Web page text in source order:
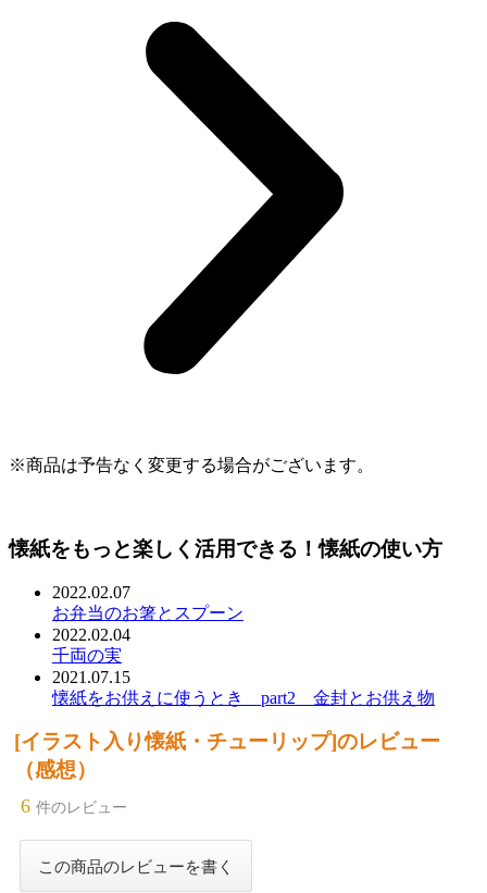
※商品は予告なく変更する場合がございます。
懐紙をもっと楽しく活用できる！懐紙の使い方
2022.02.07
お弁当のお箸とスプーン
2022.02.04
千両の実
2021.07.15
懐紙をお供えに使うとき part2 金封とお供え物
[イラスト入り懐紙・チューリップ]のレビュー
（感想）
6 件のレビュー